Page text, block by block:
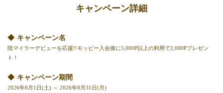
キャンペーン詳細
キャンペーン名
陸マイラーデビューを応援!!モッピー入会後に5,000P以上の利用で2,000Pプレゼン
ト！
キャンペーン期間
2026年8月1日(土) ～ 2026年8月31日(月)